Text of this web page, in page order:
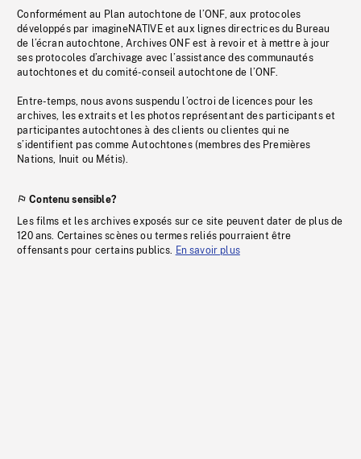
Conformément au Plan autochtone de l’ONF, aux protocoles
développés par imagineNATIVE et aux lignes directrices du Bureau
de l’écran autochtone, Archives ONF est à revoir et à mettre à jour
ses protocoles d’archivage avec l’assistance des communautés
autochtones et du comité-conseil autochtone de l’ONF.
Entre-temps, nous avons suspendu l’octroi de licences pour les
archives, les extraits et les photos représentant des participants et
participantes autochtones à des clients ou clientes qui ne
s’identifient pas comme Autochtones (membres des Premières
Nations, Inuit ou Métis).
Contenu sensible?
Les films et les archives exposés sur ce site peuvent dater de plus de
120 ans. Certaines scènes ou termes reliés pourraient être
offensants pour certains publics. En savoir plus